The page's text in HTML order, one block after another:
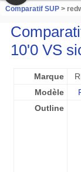
Comparatif SUP >
10'0 VS
Marque
Modèle
Outline